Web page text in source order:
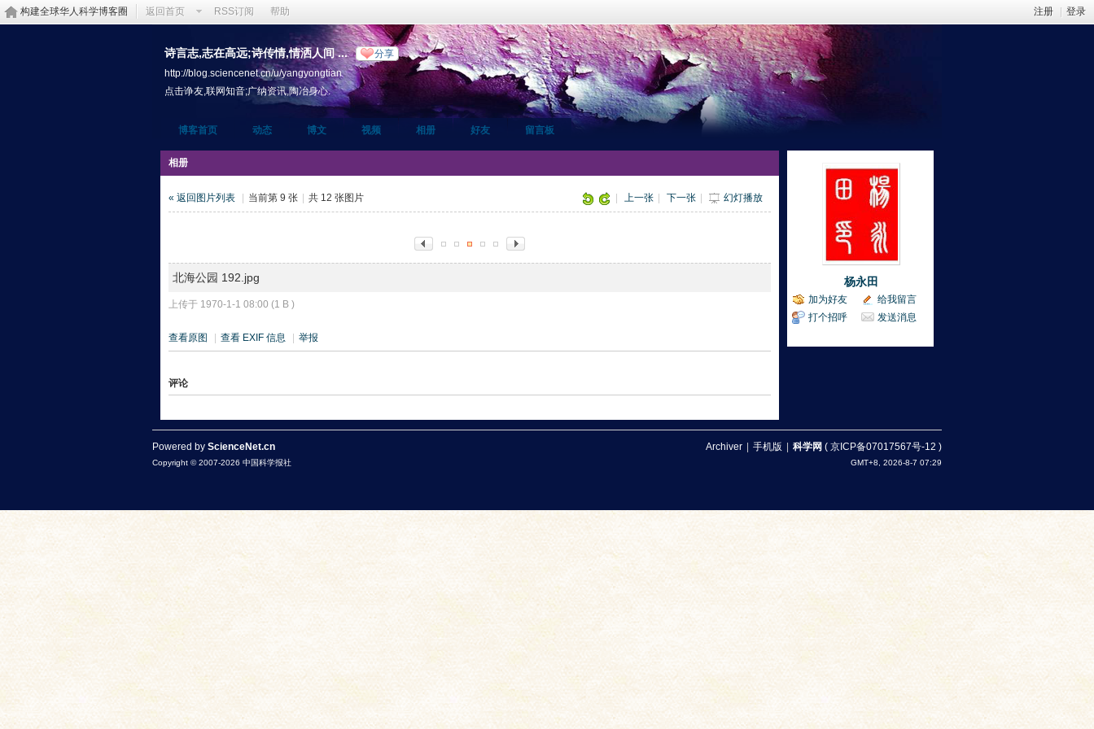
注册 登录
构建全球华人科学博客圈 返回首页 RSS订阅 帮助
诗言志,志在高远;诗传情,情洒人间 ... 分享
http://blog.sciencenet.cn/u/yangyongtian
点击诤友,联网知音;广纳资讯,陶冶身心.
博客首页 动态 博文 视频 相册 好友 留言板
相册
上一张 下一张 幻灯播放
« 返回图片列表 当前第 9 张 共 12 张图片
北海公园 192.jpg
上传于 1970-1-1 08:00 (1 B )
查看原图 查看 EXIF 信息 举报
评论
杨永田
加为好友
给我留言
打个招呼
发送消息
Archiver 手机版 科学网 ( 京ICP备07017567号-12 )
GMT+8, 2026-8-7 07:29
Powered by ScienceNet.cn
Copyright © 2007-2026 中国科学报社